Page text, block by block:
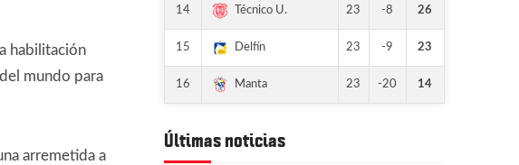
habilitación
mundo para
arremetida a
14 Técnico U. 23 -8 26
15 Delfín 23 -9 23
16 Manta 23 -20 14
Últimas noticias